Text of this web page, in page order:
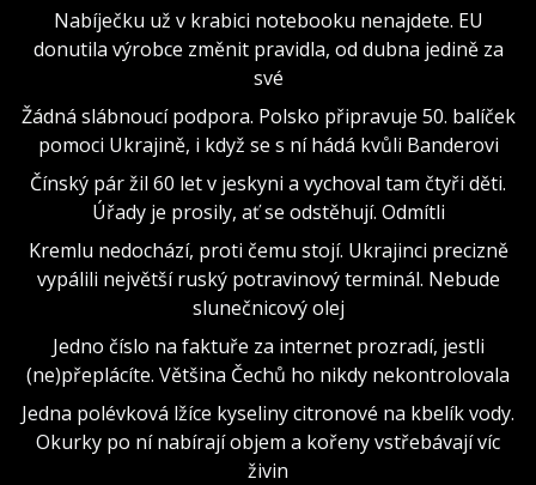
Nabíječku už v krabici notebooku nenajdete. EU
donutila výrobce změnit pravidla, od dubna jedině za
své
Žádná slábnoucí podpora. Polsko připravuje 50. balíček
pomoci Ukrajině, i když se s ní hádá kvůli Banderovi
Čínský pár žil 60 let v jeskyni a vychoval tam čtyři děti.
Úřady je prosily, ať se odstěhují. Odmítli
Kremlu nedochází, proti čemu stojí. Ukrajinci precizně
vypálili největší ruský potravinový terminál. Nebude
slunečnicový olej
Jedno číslo na faktuře za internet prozradí, jestli
(ne)přeplácíte. Většina Čechů ho nikdy nekontrolovala
Jedna polévková lžíce kyseliny citronové na kbelík vody.
Okurky po ní nabírají objem a kořeny vstřebávají víc
živin